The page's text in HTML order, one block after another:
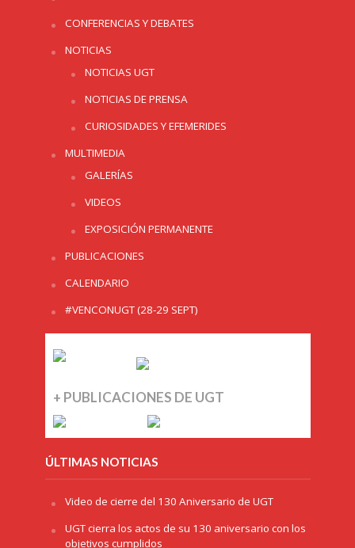
CONFERENCIAS Y DEBATES
NOTICIAS
NOTICIAS UGT
NOTICIAS DE PRENSA
CURIOSIDADES Y EFEMERIDES
MULTIMEDIA
GALERÍAS
VIDEOS
EXPOSICIÓN PERMANENTE
PUBLICACIONES
CALENDARIO
#VENCONUGT (28-29 SEPT)
+ PUBLICACIONES DE UGT
ÚLTIMAS NOTICIAS
Video de cierre del 130 Aniversario de UGT
UGT cierra los actos de su 130 aniversario con los
objetivos cumplidos